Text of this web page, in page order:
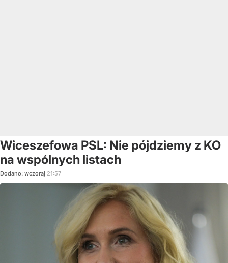
Wiceszefowa PSL: Nie pójdziemy z KO
na wspólnych listach
Dodano: wczoraj 21:57